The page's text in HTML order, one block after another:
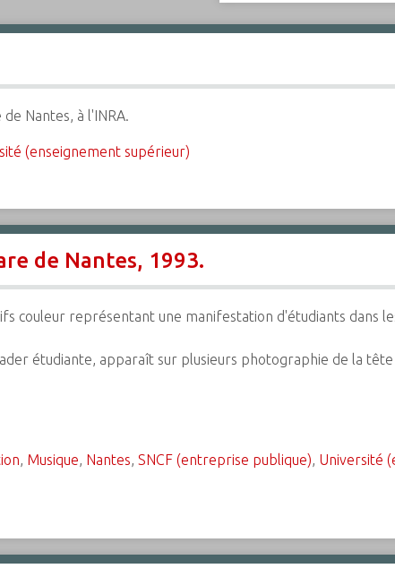
Nantes, à l'INRA.
(enseignement supérieur)
de Nantes, 1993.
couleur représentant une manifestation d'étudiants dans
étudiante, apparaît sur plusieurs photographie de la
, Musique, Nantes, SNCF (entreprise publique), Université